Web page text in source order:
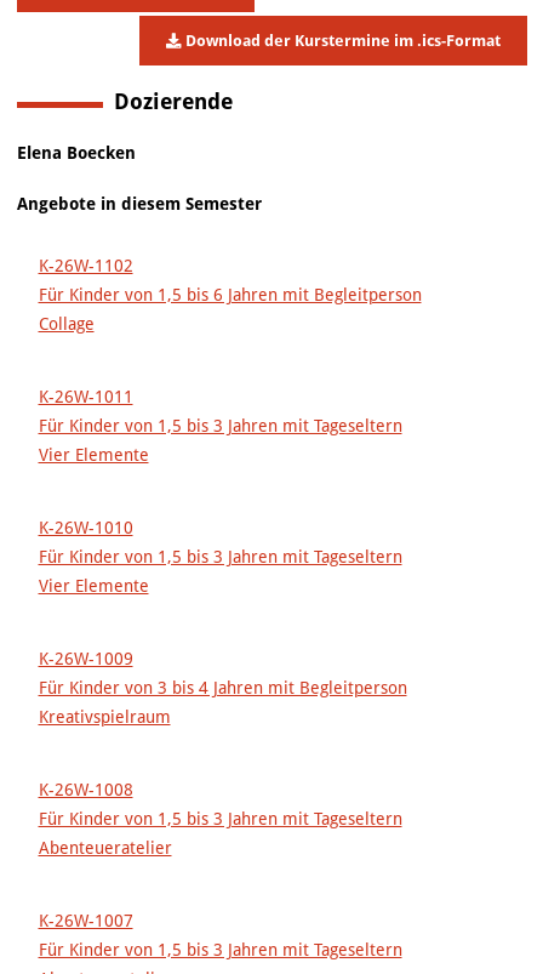
Download der Kurstermine im .ics-Format
Dozierende
Elena Boecken
Angebote in diesem Semester
K-26W-1102
Für Kinder von 1,5 bis 6 Jahren mit Begleitperson
Collage
K-26W-1011
Für Kinder von 1,5 bis 3 Jahren mit Tageseltern
Vier Elemente
K-26W-1010
Für Kinder von 1,5 bis 3 Jahren mit Tageseltern
Vier Elemente
K-26W-1009
Für Kinder von 3 bis 4 Jahren mit Begleitperson
Kreativspielraum
K-26W-1008
Für Kinder von 1,5 bis 3 Jahren mit Tageseltern
Abenteueratelier
K-26W-1007
Für Kinder von 1,5 bis 3 Jahren mit Tageseltern